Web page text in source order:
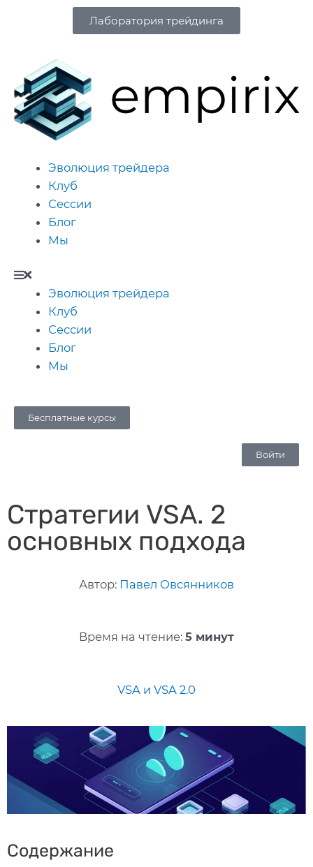
Лаборатория трейдинга
Эволюция трейдера
Клуб
Сессии
Блог
Мы
Эволюция трейдера
Клуб
Сессии
Блог
Мы
Бесплатные курсы
Войти
Стратегии VSA. 2
основных подхода
Автор: Павел Овсянников
Время на чтение: 5 минут
VSA и VSA 2.0
Содержание